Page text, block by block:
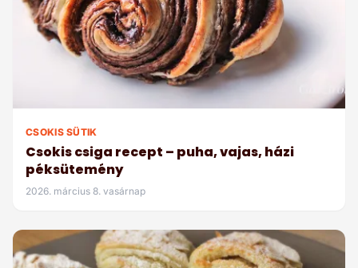
CSOKIS SÜTIK
Csokis csiga recept – puha, vajas, házi
péksütemény
2026. március 8. vasárnap